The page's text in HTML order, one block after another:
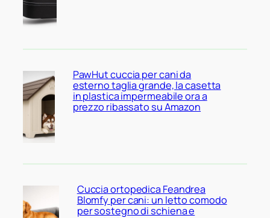
PawHut cuccia per cani da
esterno taglia grande, la casetta
in plastica impermeabile ora a
prezzo ribassato su Amazon
Cuccia ortopedica Feandrea
Blomfy per cani: un letto comodo
per sostegno di schiena e